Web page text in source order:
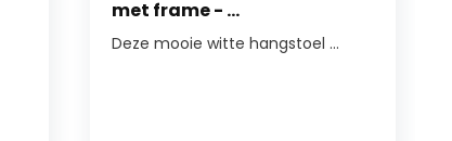
met frame - ...
Deze mooie witte hangstoel ...